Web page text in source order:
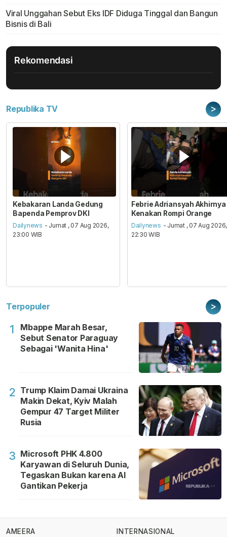
Viral Unggahan Sebut Eks IDF Diduga Tinggal dan Bangun
Bisnis di Bali
Rekomendasi
Republika TV >
Kebakaran Landa Gedung
Bapenda Pemprov DKI
Dailynews - Jumat , 07 Aug 2026,
23:00 WIB
Febrie Adriansyah Akhirnya
Kenakan Rompi Orange
Dailynews - Jumat , 07 Aug 2026,
22:30 WIB
Terpopuler >
1
Mbappe Marah Besar,
Sebut Senator Paraguay
Sebagai 'Wanita Hina'
2 Trump Klaim Damai Ukraina
Makin Dekat, Kyiv Malah
Gempur 47 Target Militer
Rusia
3 Microsoft PHK 4.800
Karyawan di Seluruh Dunia,
Tegaskan Bukan karena AI
Gantikan Pekerja
AMEERA INTERNASIONAL